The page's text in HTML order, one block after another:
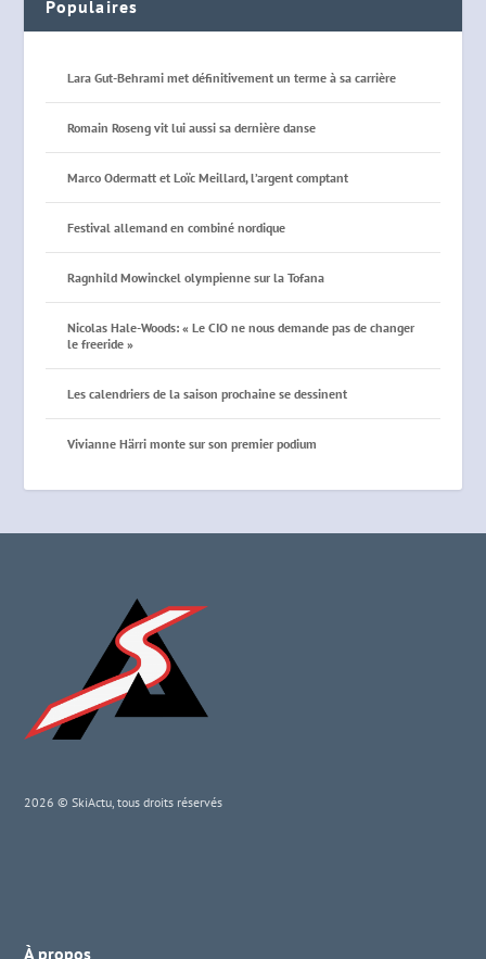
Populaires
Lara Gut-Behrami met définitivement un terme à sa carrière
Romain Roseng vit lui aussi sa dernière danse
Marco Odermatt et Loïc Meillard, l’argent comptant
Festival allemand en combiné nordique
Ragnhild Mowinckel olympienne sur la Tofana
Nicolas Hale-Woods: « Le CIO ne nous demande pas de changer
le freeride »
Les calendriers de la saison prochaine se dessinent
Vivianne Härri monte sur son premier podium
2026 © SkiActu, tous droits réservés
À propos